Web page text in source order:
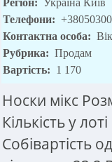
Регіон: Україна Київ
Телефони:
Контактна особа:
Рубрика: Продам
Вартість: 1 170
Носки мікс
Кількість у
Собівартість